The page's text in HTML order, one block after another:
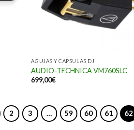
AGUJAS Y CAPSULAS DJ
AUDIO-TECHNICA VM760SLC
699,00€
2 3 … 59 60 61 62